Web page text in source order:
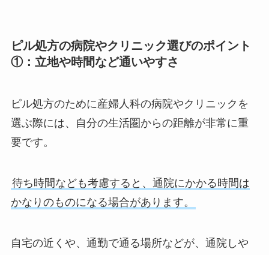
ピル処方の病院やクリニック選びのポイント
①：立地や時間など通いやすさ
ピル処方のために産婦人科の病院やクリニックを
選ぶ際には、自分の生活圏からの距離が非常に重
要です。
待ち時間なども考慮すると、通院にかかる時間は
かなりのものになる場合があります。
自宅の近くや、通勤で通る場所などが、通院しや